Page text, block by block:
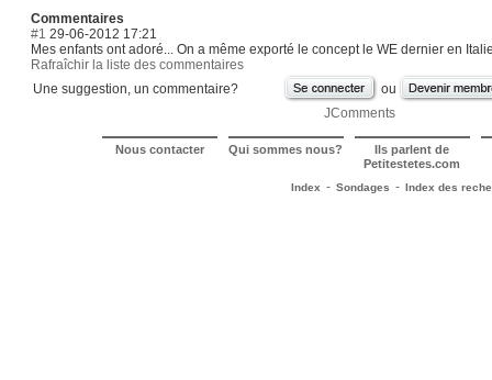
Commentaires
#1 29-06-2012 17:21
Mes enfants ont adoré... On a même exporté le concept le WE dernier en
Rafraîchir la liste des commentaires
Une suggestion, un commentaire?
ou
JComments
Nous contacter Qui sommes nous? Ils parlent de
Petitestetes.com
Index - Sondages - Index des